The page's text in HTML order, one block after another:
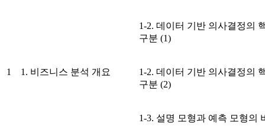
1 1. 비즈니스 분석 개요
1-2. 데이터 기반 의사결정의
구분 (1)
1-2. 데이터 기반 의사결정의
구분 (2)
1-3. 설명 모형과 예측 모형의